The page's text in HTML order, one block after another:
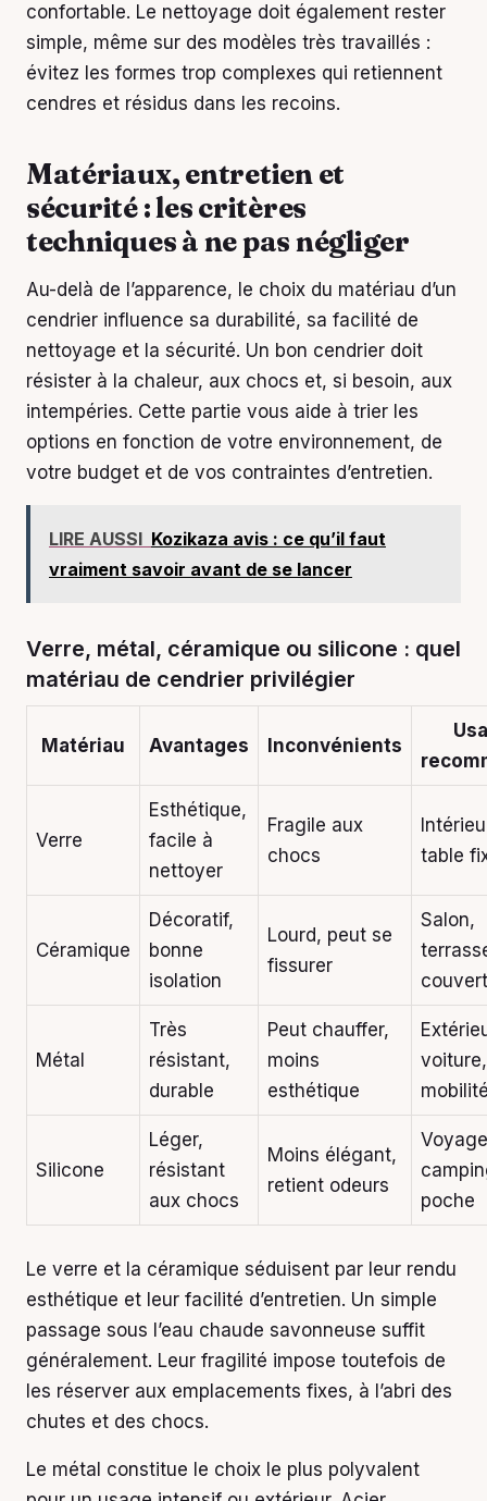
confortable. Le nettoyage doit également rester
simple, même sur des modèles très travaillés :
évitez les formes trop complexes qui retiennent
cendres et résidus dans les recoins.
Matériaux, entretien et
sécurité : les critères
techniques à ne pas négliger
Au-delà de l’apparence, le choix du matériau d’un
cendrier influence sa durabilité, sa facilité de
nettoyage et la sécurité. Un bon cendrier doit
résister à la chaleur, aux chocs et, si besoin, aux
intempéries. Cette partie vous aide à trier les
options en fonction de votre environnement, de
votre budget et de vos contraintes d’entretien.
LIRE AUSSI Kozikaza avis : ce qu’il faut
vraiment savoir avant de se lancer
Verre, métal, céramique ou silicone : quel
matériau de cendrier privilégier
Matériau Avantages Inconvénients
Verre
Esthétique,
facile à
nettoyer
Fragile aux
chocs
table
Céramique
Décoratif,
bonne
isolation
Lourd, peut se
fissurer
Salon,
Métal
Très
résistant,
durable
Peut chauffer,
moins
esthétique
voiture,
Silicone
Léger,
résistant
aux chocs
Moins élégant,
retient odeurs
poche
Le verre et la céramique séduisent par leur rendu
esthétique et leur facilité d’entretien. Un simple
passage sous l’eau chaude savonneuse suffit
généralement. Leur fragilité impose toutefois de
les réserver aux emplacements fixes, à l’abri des
chutes et des chocs.
Le métal constitue le choix le plus polyvalent